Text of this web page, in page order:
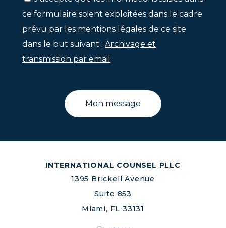
ce formulaire soient exploitées dans le cadre
prévu par les mentions légales de ce site
dans le but suivant : Archivage et
transmission par email
INTERNATIONAL COUNSEL PLLC
1395 Brickell Avenue
Suite 853
Miami, FL 33131